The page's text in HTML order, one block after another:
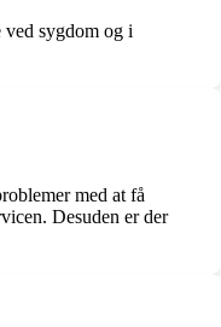
sygdom og i
med at få
Desuden er der